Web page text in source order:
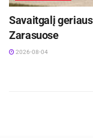
Savaitgalį
Zarasuose
2026-08-04